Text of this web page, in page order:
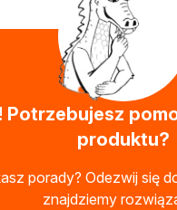
Potrzebujesz
produktu?
porady? Odezwij się
znajdziemy